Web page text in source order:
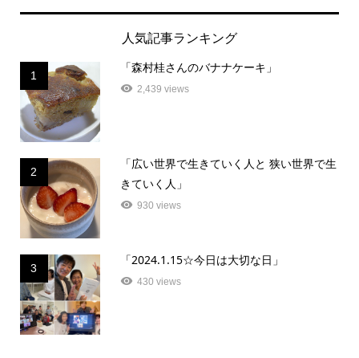
人気記事ランキング
1
「森村桂さんのバナナケーキ」
2,439 views
2
「広い世界で生きていく人と 狭い世界で生
きていく人」
930 views
3
「2024.1.15☆今日は大切な日」
430 views